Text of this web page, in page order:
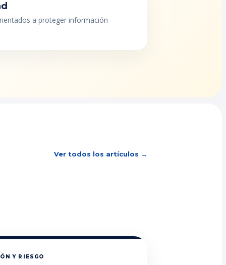
a proteger información
Ver todos los artículos →
Y RIESGO